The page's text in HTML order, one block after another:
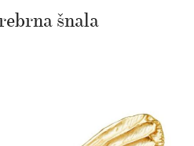
šnala